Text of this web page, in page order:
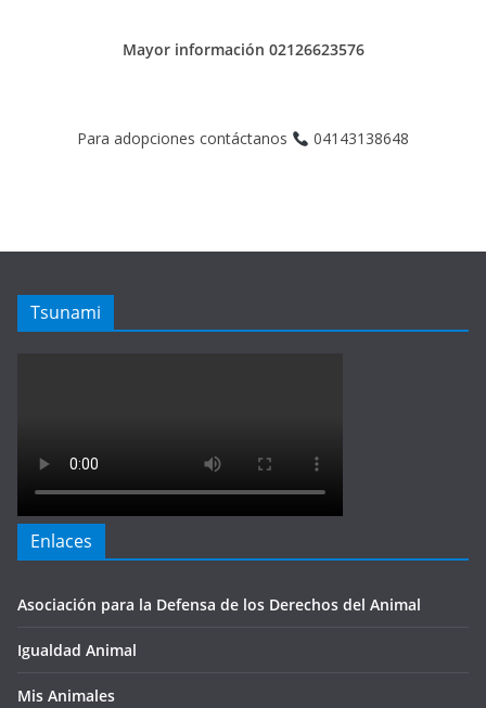
Mayor información 02126623576
Para adopciones contáctanos 04143138648
Tsunami
Enlaces
Asociación para la Defensa de los Derechos del Animal
Igualdad Animal
Mis Animales